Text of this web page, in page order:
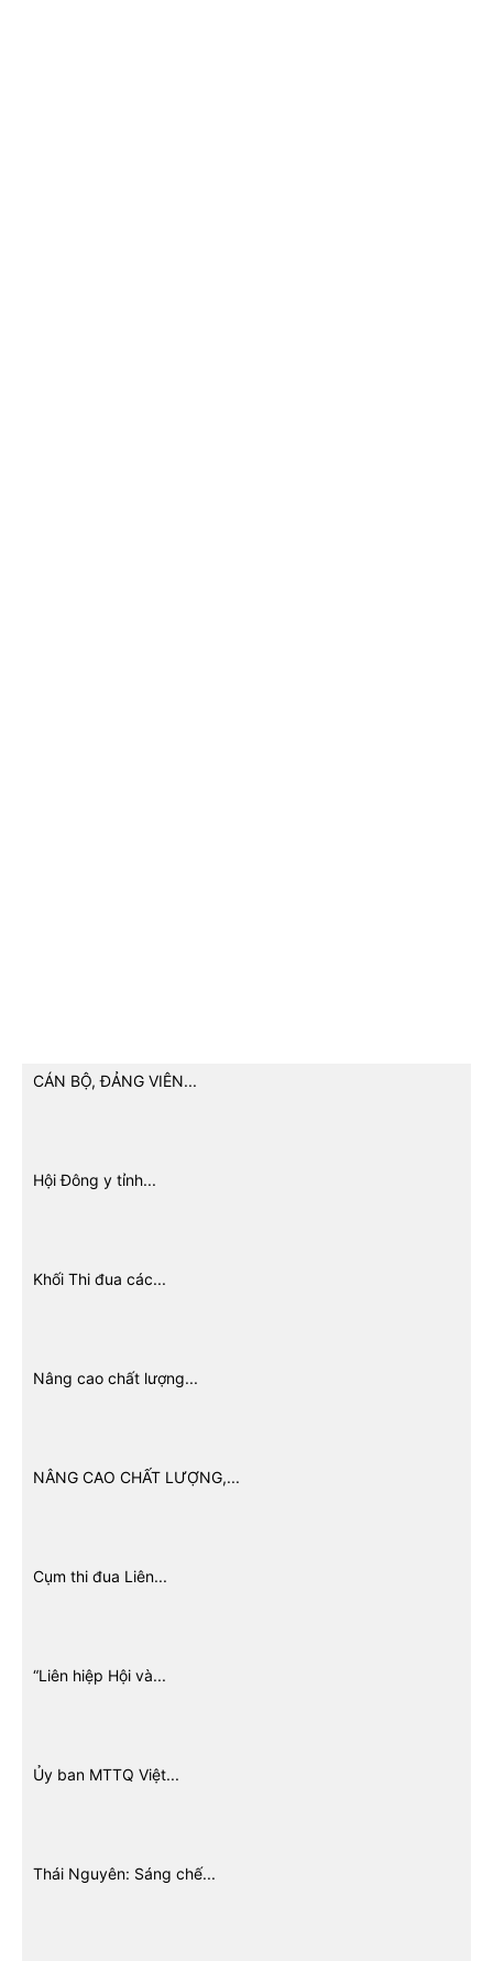
CÁN BỘ, ĐẢNG VIÊN...
Hội Đông y tỉnh...
Khối Thi đua các...
Nâng cao chất lượng...
NÂNG CAO CHẤT LƯỢNG,...
Cụm thi đua Liên...
“Liên hiệp Hội và...
Ủy ban MTTQ Việt...
Thái Nguyên: Sáng chế...